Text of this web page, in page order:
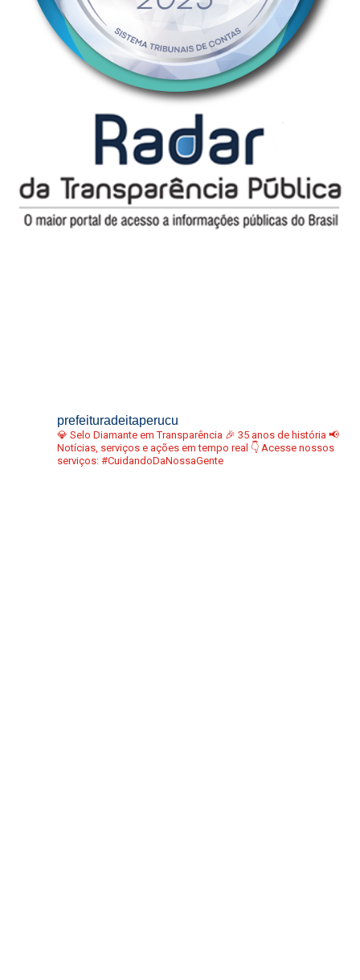
prefeituradeitaperucu
💎 Selo Diamante em Transparência 🎉 35 anos de história 📢
Notícias, serviços e ações em tempo real 👇 Acesse nossos
serviços: #CuidandoDaNossaGente